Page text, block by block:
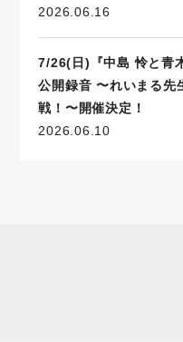
2026.06.16
7/26(日)『中島 怜と青
公開録音 〜れいまる先
戦！〜開催決定！
2026.06.10